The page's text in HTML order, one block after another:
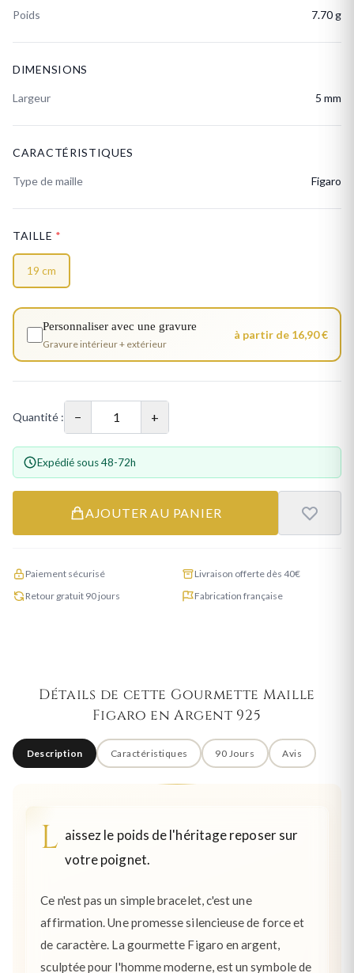
Poids
7.70 g
DIMENSIONS
Largeur 5 mm
CARACTÉRISTIQUES
Type de maille Figaro
TAILLE *
19 cm
Personnaliser avec une gravure
Gravure intérieur + extérieur
à partir de 16,90 €
Quantité : − +
Expédié sous 48-72h
AJOUTER AU PANIER
Paiement sécurisé
Livraison offerte dès 40€
Retour gratuit 90 jours
Fabrication française
Détails de cette Gourmette Maille
Figaro en Argent 925
Description Caractéristiques 90 Jours Avis
L aissez le poids de l'héritage reposer sur
votre poignet.
Ce n'est pas un simple bracelet, c'est une
affirmation. Une promesse silencieuse de force et
de caractère. La gourmette Figaro en argent,
sculptée pour l'homme moderne, est un symbole de